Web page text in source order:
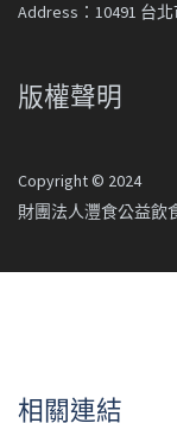
Address：10491 台
版權聲明
Copyright © 2024
財團法人灃食公益飲
相關連結